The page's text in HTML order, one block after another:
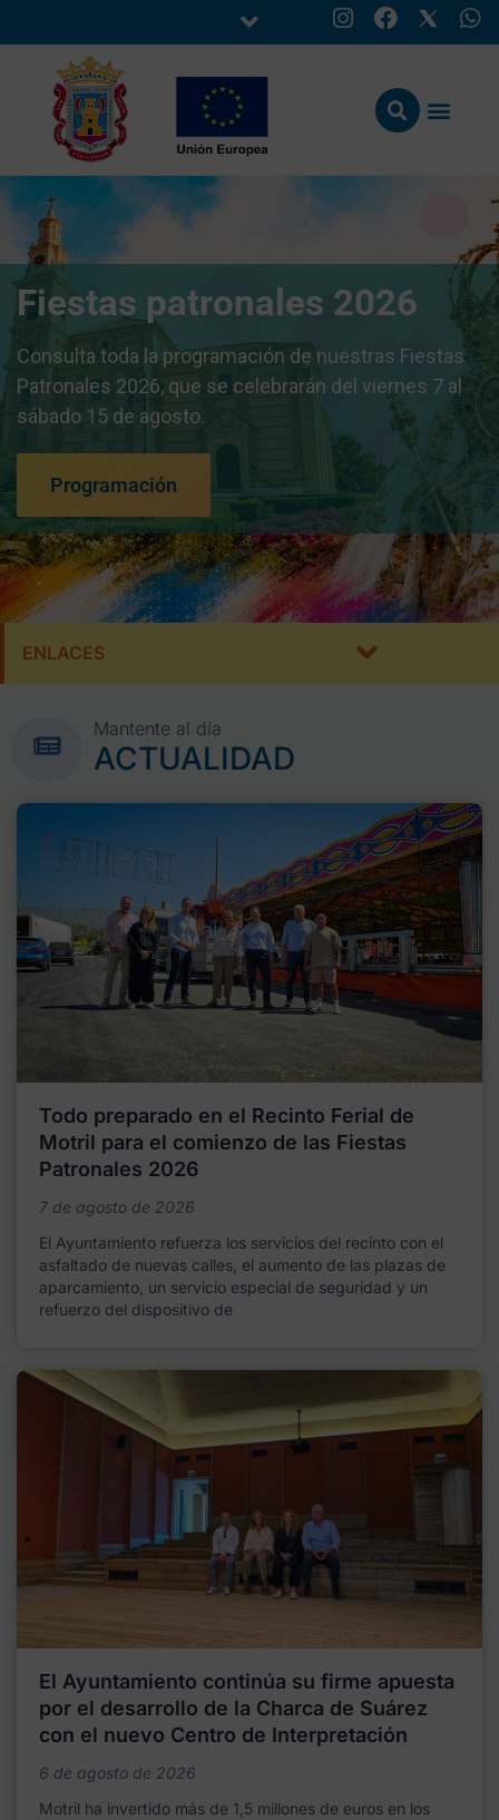
Fiestas patronales 2026
Consulta toda la programación de nuestras Fiestas
Patronales 2026, que se celebrarán del viernes 7 al
sábado 15 de agosto.
Programación
ENLACES
Mantente al día
ACTUALIDAD
Todo preparado en el Recinto Ferial de
Motril para el comienzo de las Fiestas
Patronales 2026
7 de agosto de 2026
El Ayuntamiento refuerza los servicios del recinto con el
asfaltado de nuevas calles, el aumento de las plazas de
aparcamiento, un servicio especial de seguridad y un
refuerzo del dispositivo de
El Ayuntamiento continúa su firme apuesta
por el desarrollo de la Charca de Suárez
con el nuevo Centro de Interpretación
6 de agosto de 2026
Motril ha invertido más de 1,5 millones de euros en los